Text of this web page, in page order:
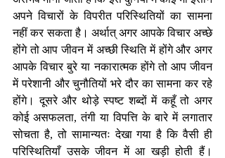
अपने विचारों के विपरीत परिस्थितियों का सामना
नहीं कर सकता है। अर्थात् अगर आपके विचार अच्छे
होंगे तो आप जीवन में अच्छी स्थिति में होंगे और अगर
आपके विचार बुरे या नकारात्मक होंगे तो आप जीवन
में परेशानी और चुनौतियों भरे दौर का सामना कर रहे
होंगे। दूसरे और थोड़े स्पष्ट शब्दों में कहूँ तो अगर
कोई असफलता, तंगी या विपत्ति के बारे में लगातार
सोचता है, तो सामान्यतः देखा गया है कि वैसी ही
परिस्थितियाँ उसके जीवन में आ खड़ी होती हैं।